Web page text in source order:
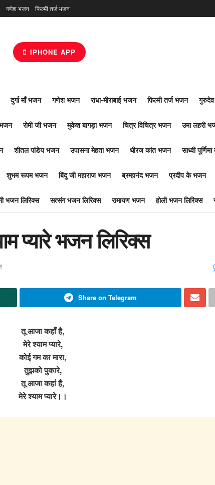
गणेश भजन फिल्मी तर्ज भजन
IPHONE APP
दुर्गा माँ भजन गणेश भजन राधा-मीराबाई भजन फिल्मी तर्ज भजन
रोमी जी भजन मुकेश बागड़ा भजन चित्र विचित्र भजन उमा लहरी
शीतल पांडेय भजन उपासना मेहता भजन धीरज कांत भजन साध्वी पूर्णिमा
शुभम रूपम भजन बिंदु जी महाराज भजन ब्रम्हानंद भजन प्रदीप के भजन
भजन लिरिक्स सत्संग भजन लिरिक्स रामायण भजन होली भजन लिरिक्स
प्यारे भजन लिरिक्स
Share on Telegram
तू आजा कहाँ है,
मेरे श्याम प्यारे,
कोई गम का मारा,
तुझको पुकारे,
तू आजा कहां है,
मेरे श्याम प्यारे।।